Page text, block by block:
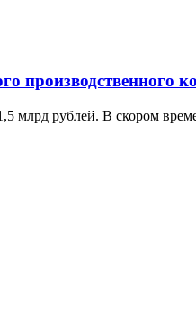
производственного
млрд рублей. В скором